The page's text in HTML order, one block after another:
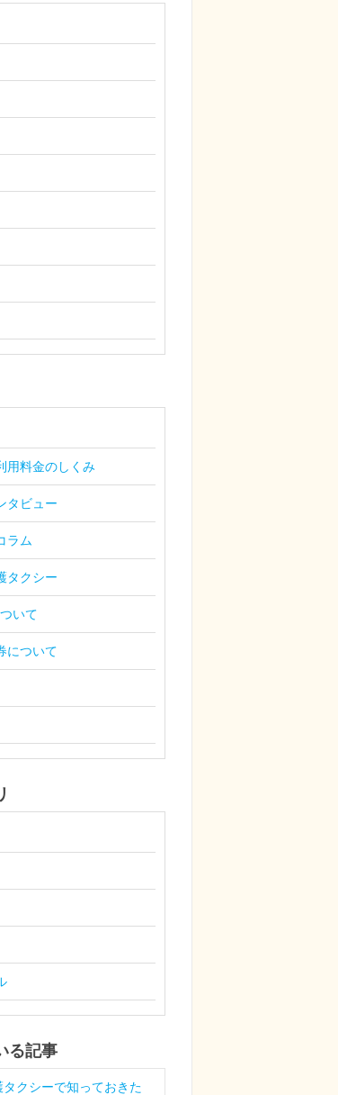
用料金のしくみ
タビュー
ラム
タクシー
いて
について
る記事
タクシーで知っておきた